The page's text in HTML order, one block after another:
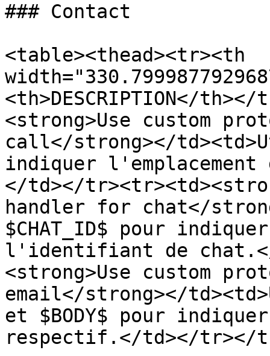
### Contact
<table><thead><tr><th
<th>DESCRIPTION</
<strong>Use custom
call</strong></
indiquer l'emplacement
</td></
handler for chat</
$CHAT_ID$ pour
l'identifiant de
<strong>Use custom
email</strong></
et $BODY$ pour
respectif.</td></tr></